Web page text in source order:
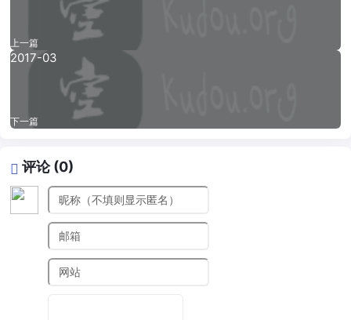
上一篇
2017-03
下一篇
评论 (0)